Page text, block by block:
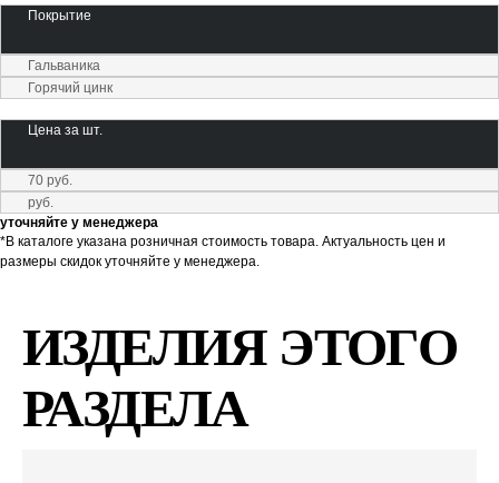
Покрытие
Гальваника
Горячий цинк
Цена за шт.
70 руб.
руб.
уточняйте у менеджера
*В каталоге указана розничная стоимость товара. Актуальность цен и
размеры скидок уточняйте у менеджера.
ИЗДЕЛИЯ ЭТОГО
РАЗДЕЛА